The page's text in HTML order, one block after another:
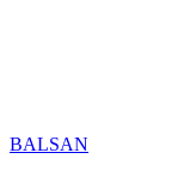
BALSAN